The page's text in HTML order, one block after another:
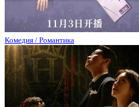
Комедия / Романтика